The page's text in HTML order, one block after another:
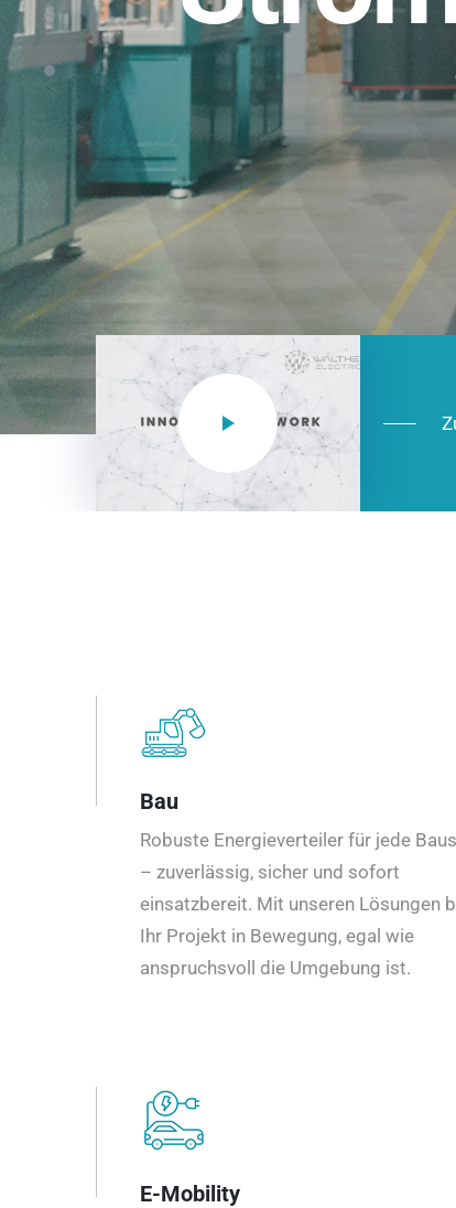
NEO CEE: Energieverteilung mit
effizient in der Installation,
Bau
Robuste Energieverteiler für jede
– zuverlässig, sicher und sofort
einsatzbereit. Mit unseren Lösungen
Ihr Projekt in Bewegung, egal wie
anspruchsvoll die Umgebung ist.
E-Mobility